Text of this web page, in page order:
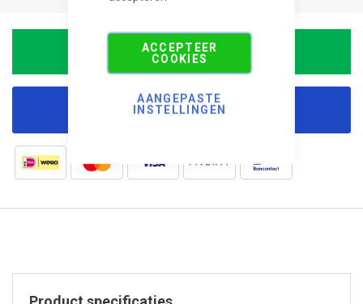
ACCEPTEER
COOKIES
AANGEPASTE
INSTELLINGEN
In Winkelwagen
Korting aanvragen